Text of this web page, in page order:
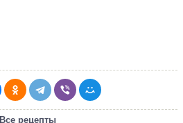
Все рецепты